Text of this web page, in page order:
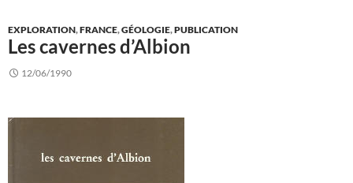
EXPLORATION,FRANCE,GÉOLOGIE,PUBLICATION
Les cavernes d’Albion
12/06/1990